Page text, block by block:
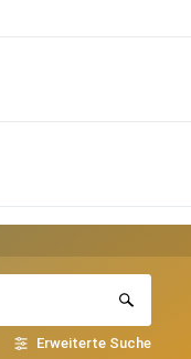
Erweiterte Suche